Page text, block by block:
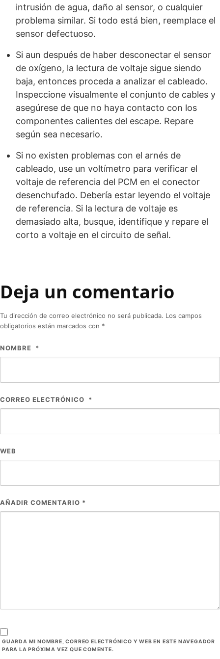
intrusión de agua, daño al sensor, o cualquier
problema similar. Si todo está bien, reemplace el
sensor defectuoso.
Si aun después de haber desconectar el sensor
de oxígeno, la lectura de voltaje sigue siendo
baja, entonces proceda a analizar el cableado.
Inspeccione visualmente el conjunto de cables y
asegúrese de que no haya contacto con los
componentes calientes del escape. Repare
según sea necesario.
Si no existen problemas con el arnés de
cableado, use un voltímetro para verificar el
voltaje de referencia del PCM en el conector
desenchufado. Debería estar leyendo el voltaje
de referencia. Si la lectura de voltaje es
demasiado alta, busque, identifique y repare el
corto a voltaje en el circuito de señal.
Deja un comentario
Tu dirección de correo electrónico no será publicada. Los campos
obligatorios están marcados con *
NOMBRE *
CORREO ELECTRÓNICO *
WEB
AÑADIR COMENTARIO *
GUARDA MI NOMBRE, CORREO ELECTRÓNICO Y WEB EN ESTE NAVEGADOR
PARA LA PRÓXIMA VEZ QUE COMENTE.